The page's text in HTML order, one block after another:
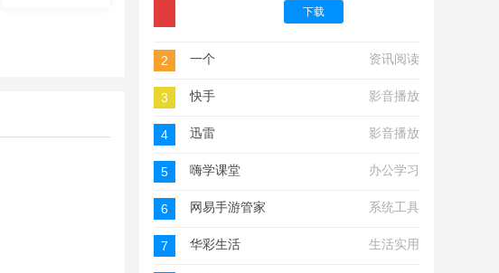
下载
2 一个 资讯阅读
3 快手 影音播放
4 迅雷 影音播放
5 嗨学课堂 办公学习
6 网易手游管家 系统工具
7 华彩生活 生活实用